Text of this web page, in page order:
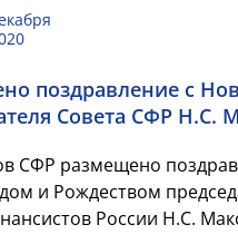
поздравление с
Совета СФР Н.С.
СФР размещено
и Рождеством
России Н.С.